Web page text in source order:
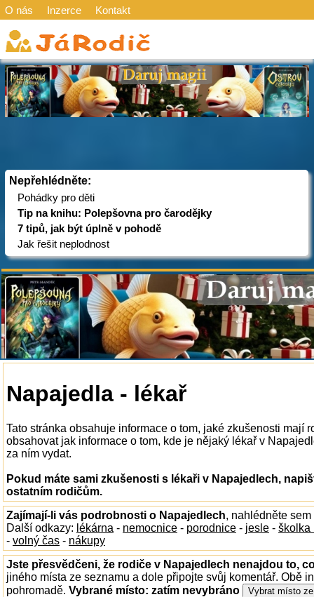
O nás Inzerce Kontakt
Nepřehlédněte:
Pohádky pro děti
Tip na knihu: Polepšovna pro čarodějky
7 tipů, jak být úplně v pohodě
Jak řešit neplodnost
Napajedla - lékař
Tato stránka obsahuje informace o tom, jaké zkušenosti mají
obsahovat jak informace o tom, kde je nějaký lékař v
za ním vydat.
Pokud máte sami zkušenosti s lékaři v Napajedlech,
ostatním rodičům.
Zajímají-li vás podrobnosti o Napajedlech, nahlédněte
Další odkazy: lékárna - nemocnice - porodnice - jesle - školka
- volný čas - nákupy
Jste přesvědčeni, že rodiče v Napajedlech nenajdou to,
jiného místa ze seznamu a dole připojte svůj komentář. Obě
pohromadě. Vybrané místo: zatím nevybráno